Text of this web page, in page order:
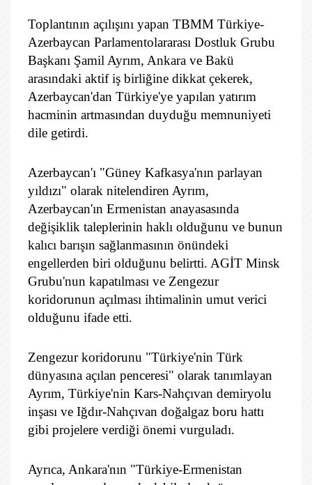
Toplantının açılışını yapan TBMM Türkiye-
Azerbaycan Parlamentolararası Dostluk Grubu
Başkanı Şamil Ayrım, Ankara ve Bakü
arasındaki aktif iş birliğine dikkat çekerek,
Azerbaycan'dan Türkiye'ye yapılan yatırım
hacminin artmasından duyduğu memnuniyeti
dile getirdi.
Azerbaycan'ı "Güney Kafkasya'nın parlayan
yıldızı" olarak nitelendiren Ayrım,
Azerbaycan'ın Ermenistan anayasasında
değişiklik taleplerinin haklı olduğunu ve bunun
kalıcı barışın sağlanmasının önündeki
engellerden biri olduğunu belirtti. AGİT Minsk
Grubu'nun kapatılması ve Zengezur
koridorunun açılması ihtimalinin umut verici
olduğunu ifade etti.
Zengezur koridorunu "Türkiye'nin Türk
dünyasına açılan penceresi" olarak tanımlayan
Ayrım, Türkiye'nin Kars-Nahçıvan demiryolu
inşası ve Iğdır-Nahçıvan doğalgaz boru hattı
gibi projelere verdiği önemi vurguladı.
Ayrıca, Ankara'nın "Türkiye-Ermenistan